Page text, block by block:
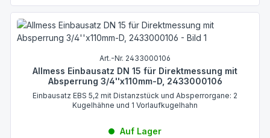
Art.-Nr. 2433000106
Allmess Einbausatz DN 15 für Direktmessung mit
Absperrung 3/4''x110mm-D, 2433000106
Einbausatz EBS 5,2 mit Distanzstück und Absperrorgane: 2
Kugelhähne und 1 Vorlaufkugelhahn
Auf Lager